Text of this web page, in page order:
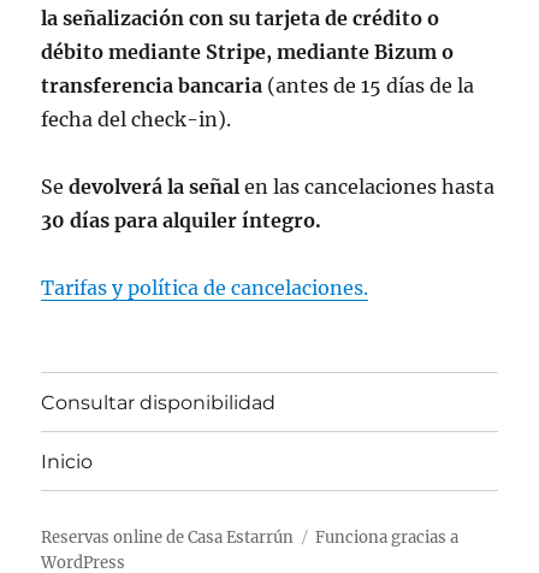
la señalización con su tarjeta de crédito o
débito mediante Stripe, mediante Bizum o
transferencia bancaria (antes de 15 días de la
fecha del check-in).
Sedevolverá la señal en las cancelaciones hasta
30 días para alquiler íntegro.
Tarifas y política de cancelaciones.
Consultar disponibilidad
Inicio
Reservas online de Casa Estarrún
Funciona gracias a
WordPress